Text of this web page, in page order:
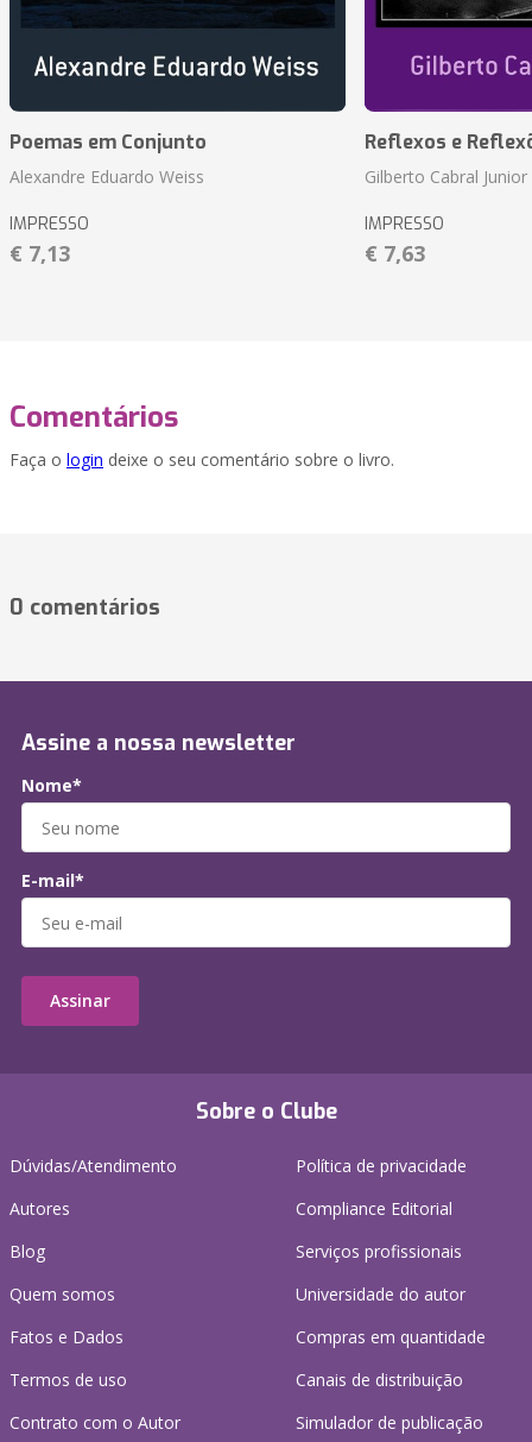
Poemas em Conjunto
Alexandre Eduardo Weiss
IMPRESSO
€ 7,13
Reflexos e
Gilberto Cabral Junior
IMPRESSO
€ 7,63
Comentários
Faça o login deixe o seu comentário sobre o livro.
0 comentários
Sobre o Clube
Dúvidas/Atendimento
Autores
Blog
Quem somos
Fatos e Dados
Termos de uso
Contrato com o Autor
Política de privacidade
Compliance Editorial
Serviços profissionais
Universidade do autor
Compras em quantidade
Canais de distribuição
Simulador de publicação
Assine a nossa newsletter
Nome*
E-mail*
Assinar